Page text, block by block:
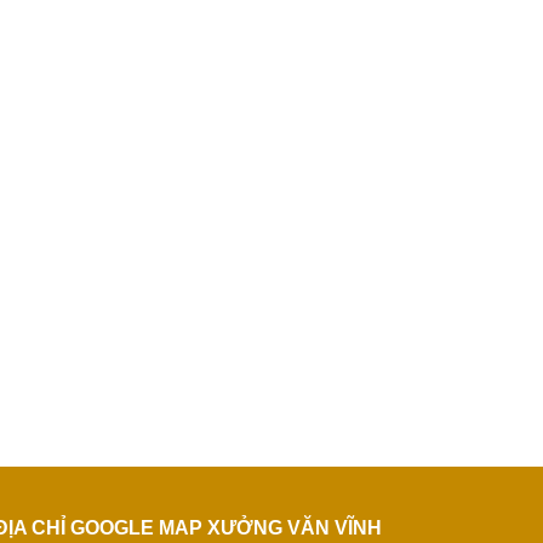
CHỈ GOOGLE MAP XƯỞNG VĂN VĨNH